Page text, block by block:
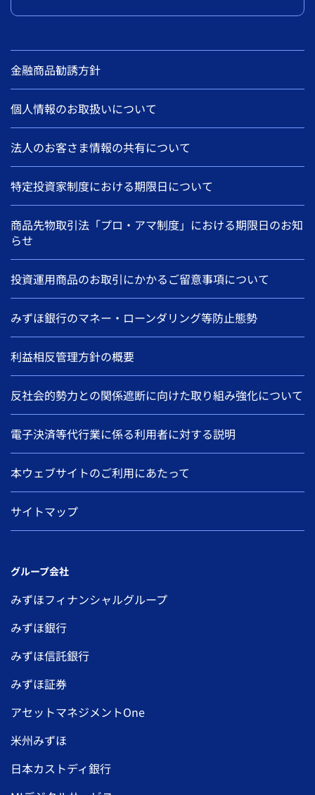
金融商品勧誘方針
個人情報のお取扱いについて
法人のお客さま情報の共有について
特定投資家制度における期限日について
商品先物取引法「プロ・アマ制度」における期限日のお知
らせ
投資運用商品のお取引にかかるご留意事項について
みずほ銀行のマネー・ローンダリング等防止態勢
利益相反管理方針の概要
反社会的勢力との関係遮断に向けた取り組み強化について
電子決済等代行業に係る利用者に対する説明
本ウェブサイトのご利用にあたって
サイトマップ
グループ会社
みずほフィナンシャルグループ
みずほ銀行
みずほ信託銀行
みずほ証券
アセットマネジメントOne
米州みずほ
日本カストディ銀行